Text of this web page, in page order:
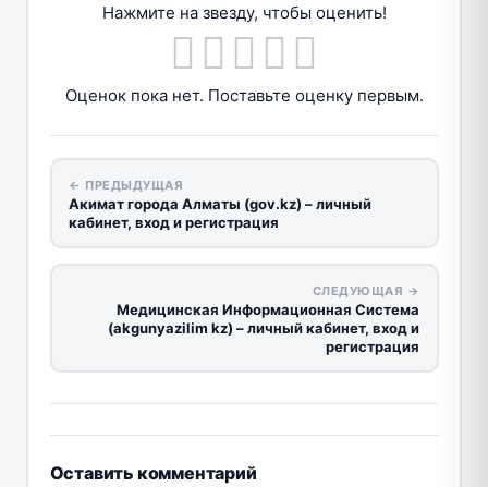
Нажмите на звезду, чтобы оценить!
Оценок пока нет. Поставьте оценку первым.
← ПРЕДЫДУЩАЯ
Акимат города Алматы (gov.kz) – личный
кабинет, вход и регистрация
СЛЕДУЮЩАЯ →
Медицинская Информационная Система
(akgunyazilim kz) – личный кабинет, вход и
регистрация
Оставить комментарий